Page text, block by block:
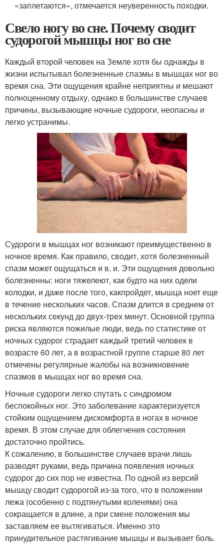
«заплетаются», отмечается неуверенность походки.
Свело ногу во сне. Почему сводит
судорогой мышцы ног во сне
Каждый второй человек на Земле хотя бы однажды в
жизни испытывал болезненные спазмы в мышцах ног во
время сна. Эти ощущения крайне неприятны и мешают
полноценному отдыху, однако в большинстве случаев
причины, вызывающие ночные судороги, неопасны и
легко устранимы.
Судороги в мышцах ног возникают преимущественно в
ночное время. Как правило, сводит, хотя болезненный
спазм может ощущаться и в, и. Эти ощущения довольно
болезненны: ноги тяжелеют, как будто на них одели
колодки, и даже после того, какпройдет, мышца ноет еще
в течение нескольких часов. Спазм длится в среднем от
нескольких секунд до двух-трех минут. Основной группа
риска являются пожилые люди, ведь по статистике от
ночных судорог страдает каждый третий человек в
возрасте 60 лет, а в возрастной группе старше 80 лет
отмечены регулярные жалобы на возникновение
спазмов в мышцах ног во время сна.
Ночные судороги легко спутать с синдромом
беспокойных ног. Это заболевание характеризуется
стойким ощущением дискомфорта в ногах в ночное
время. В этом случае для облегчения состояния
достаточно пройтись.
К сожалению, в большинстве случаев врачи лишь
разводят руками, ведь причина появления ночных
судорог до сих пор не известна. По одной из версий
мышцу сводит судорогой из-за того, что в положении
лежа (особенно с подтянутыми коленями) она
сокращается в длине, а при смене положения мы
заставляем ее вытягиваться. Именно это
принудительное растягивание мышцы и вызывает боль.